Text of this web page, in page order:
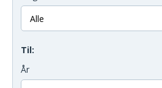
Til:
År